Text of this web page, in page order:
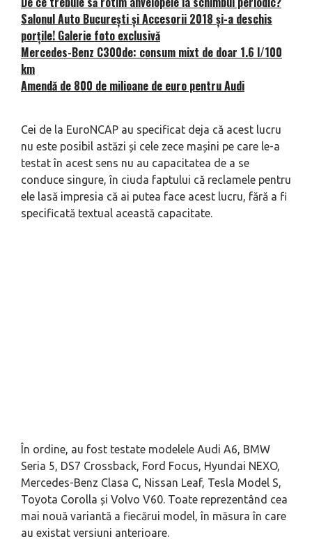
Salonul Auto București și Accesorii 2018 și-a deschis
porțile! Galerie foto exclusivă
Mercedes-Benz C300de: consum mixt de doar 1.6 l/100
km
Amendă de 800 de milioane de euro pentru Audi
Cei de la EuroNCAP au specificat deja că acest lucru
nu este posibil astăzi și cele zece mașini pe care le-a
testat în acest sens nu au capacitatea de a se
conduce singure, în ciuda faptului că reclamele pentru
ele lasă impresia că ai putea face acest lucru, fără a fi
specificată textual această capacitate.
În ordine, au fost testate modelele Audi A6, BMW
Seria 5, DS7 Crossback, Ford Focus, Hyundai NEXO,
Mercedes-Benz Clasa C, Nissan Leaf, Tesla Model S,
Toyota Corolla și Volvo V60. Toate reprezentând cea
mai nouă variantă a fiecărui model, în măsura în care
au existat versiuni anterioare.